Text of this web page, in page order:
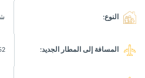
النوع:
المسافة إلى المطار الجديد: 52